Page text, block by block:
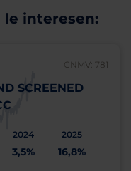
le interesen:
CNMV: 781
SCREENED
2024
3,5%
2025
16,8%